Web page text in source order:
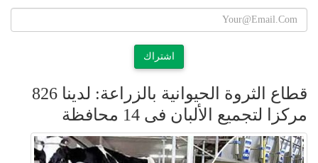
اشتراك
قطاع الثروة الحيوانية بالزراعة: لدينا 826
مركزا لتجميع الألبان فى 14 محافظة